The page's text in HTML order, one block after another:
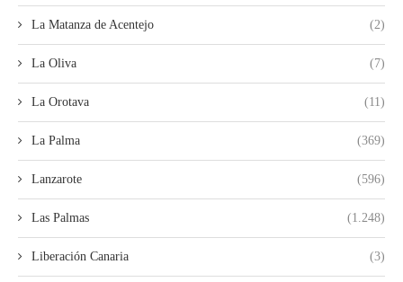
La Matanza de Acentejo (2)
La Oliva (7)
La Orotava (11)
La Palma (369)
Lanzarote (596)
Las Palmas (1.248)
Liberación Canaria (3)